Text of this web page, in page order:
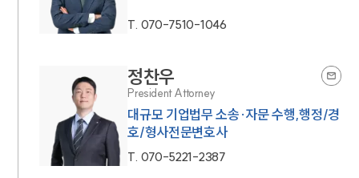
T. 070-7510-1046
정찬우
President Attorney
대규모 기업법무 소송·자문 수행,행정/경
호/형사전문변호사
T. 070-5221-2387